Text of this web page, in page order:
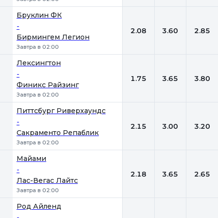
Бруклин ФК
-
Бирмингем Легион
Завтра в 02:00
2.08 3.60 2.85
Лексингтон
-
Финикс Райзинг
Завтра в 02:00
1.75 3.65 3.80
Питтсбург Риверхаундс
-
Сакраменто Репаблик
Завтра в 02:00
2.15 3.00 3.20
Майами
-
Лас-Вегас Лайтс
Завтра в 02:00
2.18 3.65 2.65
Род Айленд